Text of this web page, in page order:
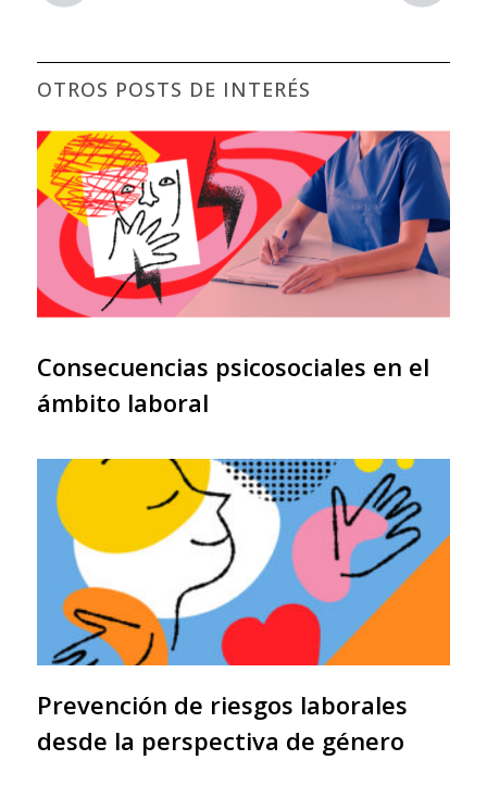
OTROS POSTS DE INTERÉS
Consecuencias psicosociales en el
ámbito laboral
Prevención de riesgos laborales
desde la perspectiva de género